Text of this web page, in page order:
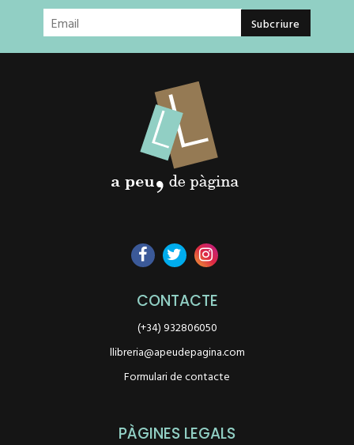
CONTACTE
(+34) 932806050
llibreria@apeudepagina.com
Formulari de contacte
PÀGINES LEGALS